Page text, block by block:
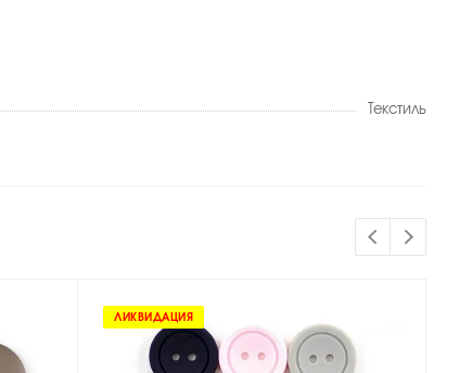
Текстиль
ЛИКВИДАЦИЯ